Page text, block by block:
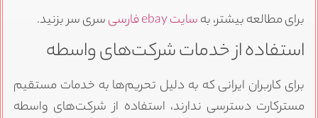
برای مطالعه بیشتر، بهسایت ebay فارسی سری سر بزنید.
استفاده از خدمات شرکت‌های واسطه
برای کاربران ایرانی که به دلیل تحریم‌ها به خدمات مستقیم
مسترکارت دسترسی ندارند، استفاده از شرکت‌های واسطه